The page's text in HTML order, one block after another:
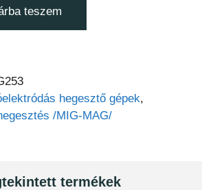
teszem
hegesztő gépek,
/MIG-MAG/
termékek